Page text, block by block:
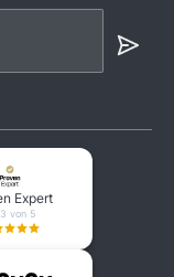
Expert
von 5